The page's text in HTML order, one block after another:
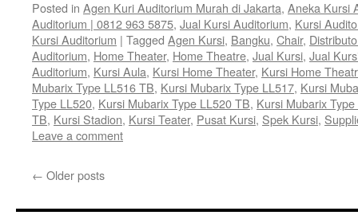
Posted in Agen Kuri Auditorium Murah di Jakarta, Aneka Kursi
Auditorium | 0812 963 5875, Jual Kursi Auditorium, Kursi
Kursi Auditorium | Tagged Agen Kursi, Bangku, Chair,
Auditorium, Home Theater, Home Theatre, Jual Kursi, Jual
Auditorium, Kursi Aula, Kursi Home Theater, Kursi Home
Mubarix Type LL516 TB, Kursi Mubarix Type LL517, Kursi
Type LL520, Kursi Mubarix Type LL520 TB, Kursi Mubarix
TB, Kursi Stadion, Kursi Teater, Pusat Kursi, Spek Kursi,
Leave a comment
← Older posts